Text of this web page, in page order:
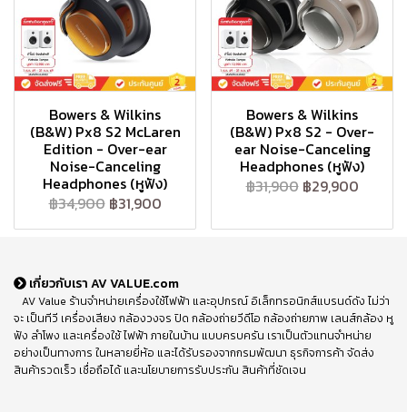
Bowers & Wilkins
(B&W) Px8 S2 McLaren
Edition - Over-ear
Noise-Canceling
Headphones (หูฟัง)
฿34,900 ฿31,900
Bowers & Wilkins
(B&W) Px8 S2 - Over-
ear Noise-Canceling
Headphones (หูฟัง)
฿31,900 ฿29,900
เกี่ยวกับเรา AV VALUE.com
AV Value ร้านจำหน่ายเครื่องใช้ไฟฟ้า และอุปกรณ์ อิเล็กทรอนิกส์แบรนด์ดัง ไม่ว่า
จะ เป็นทีวี เครื่องเสียง กล้องวงจร ปิด กล้องถ่ายวีดีโอ กล้องถ่ายภาพ เลนส์กล้อง หู
ฟัง ลำโพง และเครื่องใช้ ไฟฟ้า ภายในบ้าน แบบครบครัน เราเป็นตัวแทนจำหน่าย
อย่างเป็นทางการ ในหลายยี่ห้อ และได้รับรองจากกรมพัฒนา ธุรกิจการค้า จัดส่ง
สินค้ารวดเร็ว เชื่อถือได้ และนโยบายการรับประกัน สินค้าที่ชัดเจน